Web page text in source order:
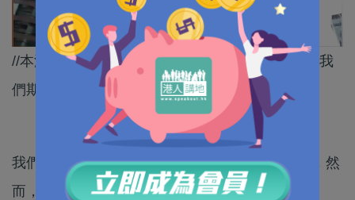
//本港大學教育爛成這樣，小修小補已無補於事，我
們期待一場翻天覆地的大改革。//
我們常說，香港要走高端路線，要發展創新科技，然
而，創意何來？新科技何來？